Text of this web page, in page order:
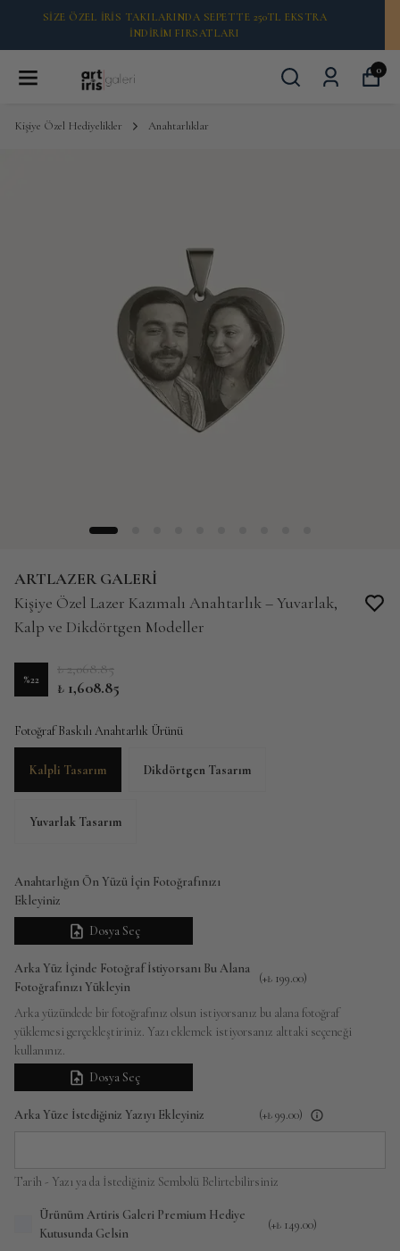
2000 TL ÜZERI ÜCRETSİZ KARGO 🚚
0
Kişiye Özel Hediyelikler Anahtarlıklar
ARTLAZER GALERİ
Kişiye Özel Lazer Kazımalı Anahtarlık – Yuvarlak,
Kalp ve Dikdörtgen Modeller
%22
₺ 2,068.85
₺ 1,608.85
Fotoğraf Baskılı Anahtarlık Ürünü
Kalpli Tasarım Dikdörtgen Tasarım
Yuvarlak Tasarım
Anahtarlığın Ön Yüzü İçin Fotoğrafınızı
Ekleyiniz
Dosya Seç
Arka Yüz İçinde Fotoğraf İstiyorsanı Bu Alana
Fotoğrafınızı Yükleyin
(+₺ 199.00)
Arka yüzündede bir fotoğrafınız olsun istiyorsanız bu alana fotoğraf
yüklemesi gerçekleştiriniz. Yazı eklemek istiyorsanız alttaki seçeneği
kullanınız.
Dosya Seç
Arka Yüze İstediğiniz Yazıyı Ekleyiniz (+₺ 99.00)
Tarih - Yazı ya da İstediğiniz Sembolü Belirtebilirsiniz
Ürünüm Artiris Galeri Premium Hediye
Kutusunda Gelsin
(+₺ 149.00)